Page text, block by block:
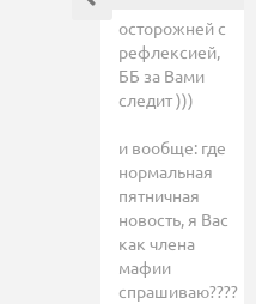
осторожней с
рефлексией,
ББ за Вами
следит )))
и вообще: где
нормальная
пятничная
новость, я Вас
как члена
мафии
спрашиваю????